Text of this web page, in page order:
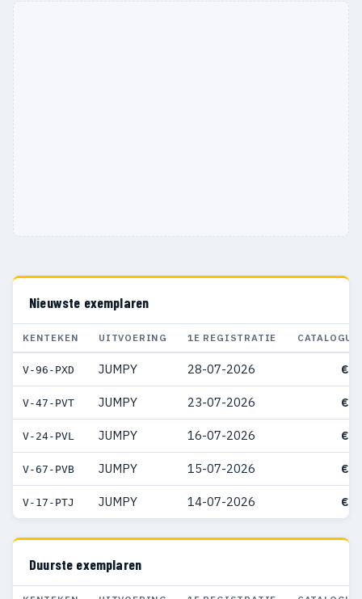
Nieuwste exemplaren
KENTEKEN UITVOERING 1E REGISTRATIE
V-96-PXD JUMPY 28-07-2026 €
V-47-PVT JUMPY 23-07-2026 €
V-24-PVL JUMPY 16-07-2026 €
V-67-PVB JUMPY 15-07-2026 €
V-17-PTJ JUMPY 14-07-2026 €
Duurste exemplaren